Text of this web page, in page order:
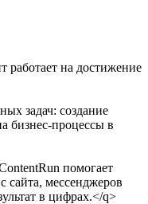
работает на достижение
задач: создание
бизнес-процессы в
помогает
сайта, мессенджеров
в цифрах.</q>